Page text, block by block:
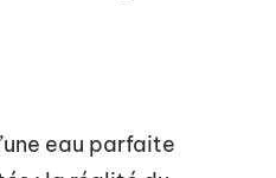
eau parfaite